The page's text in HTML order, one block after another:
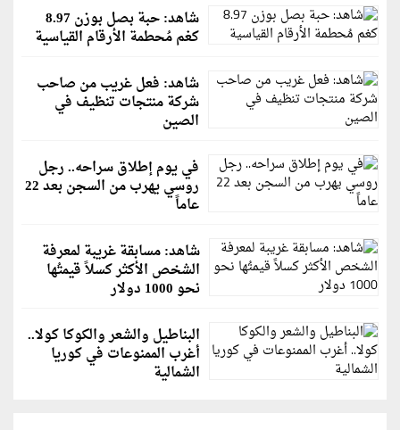
شاهد: حبة بصل بوزن 8.97
كغم مُحطمة الأرقام القياسية
شاهد: فعل غريب من صاحب
شركة منتجات تنظيف في
الصين
في يوم إطلاق سراحه.. رجل
روسي يهرب من السجن بعد 22
عاماً
شاهد: مسابقة غريبة لمعرفة
الشخص الأكثر كسلاً قيمتُها
نحو 1000 دولار
البناطيل والشعر والكوكا كولا..
أغرب الممنوعات في كوريا
الشمالية